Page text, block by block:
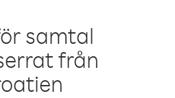
samtal
från